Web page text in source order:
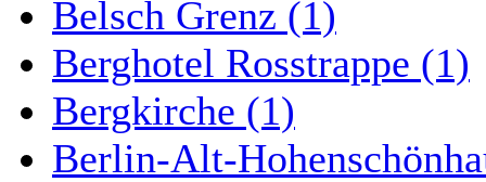
Belsch Grenz (1)
Berghotel Rosstrappe (1)
Bergkirche (1)
Berlin-Alt-